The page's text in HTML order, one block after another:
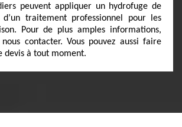
peuvent appliquer un hydrofuge de
traitement professionnel pour les
Pour de plus amples informations,
nous contacter. Vous pouvez aussi faire
devis à tout moment.